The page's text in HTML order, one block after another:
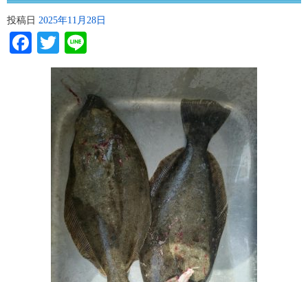
投稿日 2025年11月28日
Facebook
Twitter